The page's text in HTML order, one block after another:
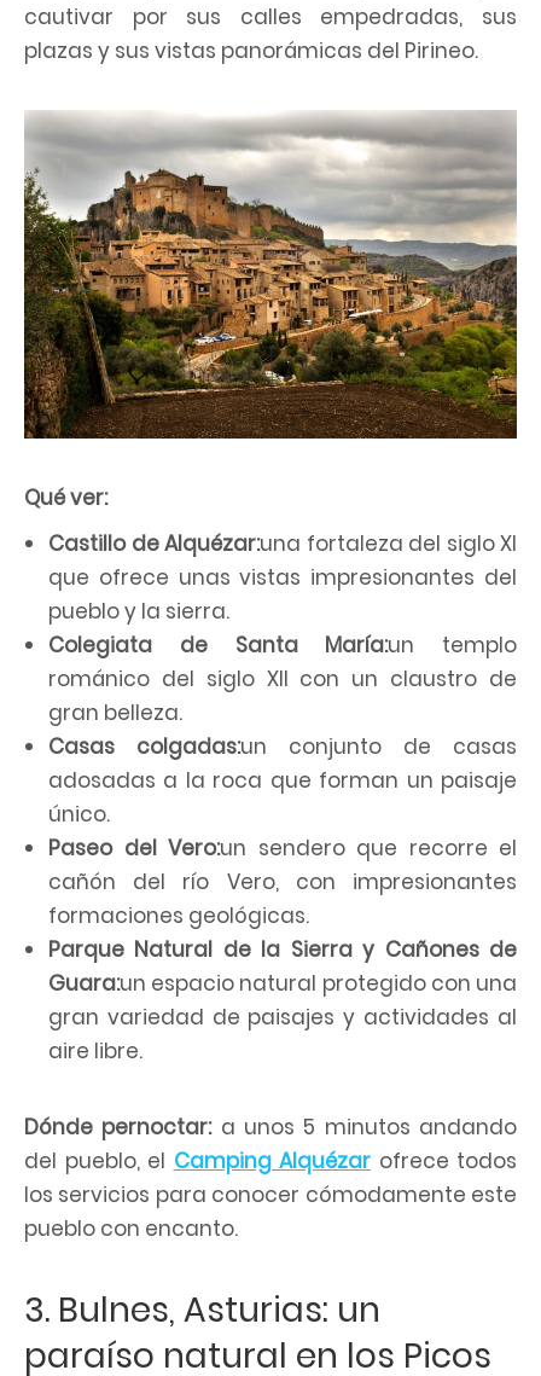
cautivar por sus calles empedradas, sus
plazas y sus vistas panorámicas del Pirineo.
Qué ver:
Castillo de Alquézar:una fortaleza del siglo XI
que ofrece unas vistas impresionantes del
pueblo y la sierra.
Colegiata de Santa María:un templo
románico del siglo XII con un claustro de
gran belleza.
Casas colgadas:un conjunto de casas
adosadas a la roca que forman un paisaje
único.
Paseo del Vero:un sendero que recorre el
cañón del río Vero, con impresionantes
formaciones geológicas.
Parque Natural de la Sierra y Cañones de
Guara:un espacio natural protegido con una
gran variedad de paisajes y actividades al
aire libre.
Dónde pernoctar:a unos 5 minutos andando
del pueblo, el Camping Alquézar ofrece todos
los servicios para conocer cómodamente este
pueblo con encanto.
3. Bulnes, Asturias: un
paraíso natural en los Picos